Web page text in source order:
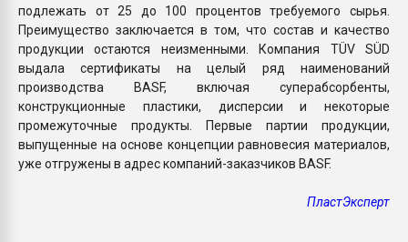
подлежать от 25 до 100 процентов требуемого сырья.
Преимущество заключается в том, что состав и качество
продукции остаются неизменными. Компания TÜV SÜD
выдала сертификаты на целый ряд наименований
производства BASF, включая суперабсорбенты,
конструкционные пластики, дисперсии и некоторые
промежуточные продукты. Первые партии продукции,
выпущенные на основе концепции равновесия материалов,
уже отгружены в адрес компаний-заказчиков BASF.
ПластЭксперт